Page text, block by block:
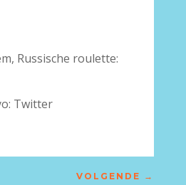
Russische roulette:
Twitter
VOLGENDE →